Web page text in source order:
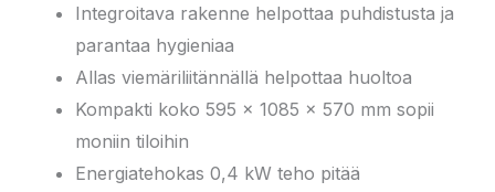
Integroitava rakenne helpottaa puhdistusta ja
parantaa hygieniaa
Allas viemäriliitännällä helpottaa huoltoa
Kompakti koko 595 × 1085 × 570 mm sopii
moniin tiloihin
Energiatehokas 0,4 kW teho pitää